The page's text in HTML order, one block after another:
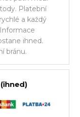
Platební
a každý
ihned.
bránu.